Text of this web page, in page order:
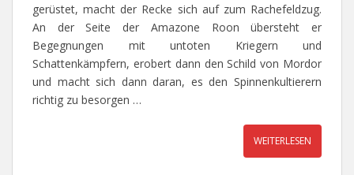
gerüstet, macht der Recke sich auf zum Rachefeldzug.
An der Seite der Amazone Roon übersteht er
Begegnungen mit untoten Kriegern und
Schattenkämpfern, erobert dann den Schild von Mordor
und macht sich dann daran, es den Spinnenkultierern
richtig zu besorgen …
WEITERLESEN